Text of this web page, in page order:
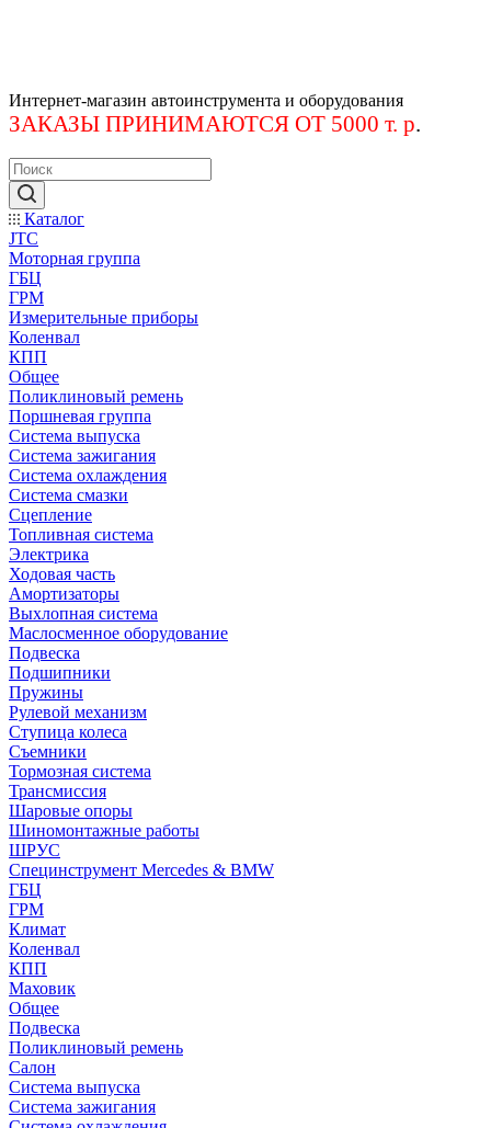
Интернет-магазин автоинструмента и оборудования
ЗАКАЗЫ ПРИНИМАЮТСЯ ОТ 5000 т. р.
Каталог
JTC
Моторная группа
ГБЦ
ГРМ
Измерительные приборы
Коленвал
КПП
Общее
Поликлиновый ремень
Поршневая группа
Система выпуска
Система зажигания
Система охлаждения
Система смазки
Сцепление
Топливная система
Электрика
Ходовая часть
Амортизаторы
Выхлопная система
Маслосменное оборудование
Подвеска
Подшипники
Пружины
Рулевой механизм
Ступица колеса
Съемники
Тормозная система
Трансмиссия
Шаровые опоры
Шиномонтажные работы
ШРУС
Специнструмент Mercedes & BMW
ГБЦ
ГРМ
Климат
Коленвал
КПП
Маховик
Общее
Подвеска
Поликлиновый ремень
Салон
Система выпуска
Система зажигания